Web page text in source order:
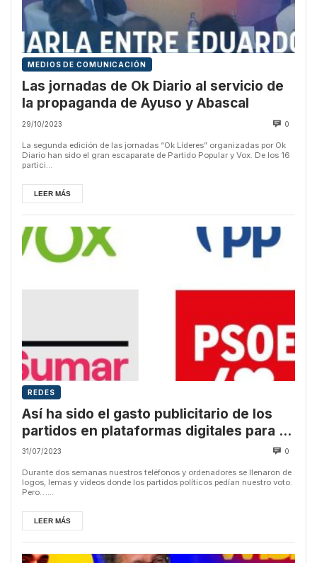
MEDIOS DE COMUNICACIÓN
Las jornadas de Ok Diario al servicio de
la propaganda de Ayuso y Abascal
29/10/2023 0
La segunda edición de las jornadas “Ok Líderes” organizadas por Ok
Diario han sido el gran escaparate de Partido Popular y Vox. De los 16
partici...
LEER MÁS
REDES
Así ha sido el gasto publicitario de los
partidos en plataformas digitales para el
23J
31/07/2023 0
Durante dos semanas nuestros teléfonos y ordenadores se llenaron de
logos, lemas y videos donde los partidos políticos pedían nuestro voto.
Pero…...
LEER MÁS